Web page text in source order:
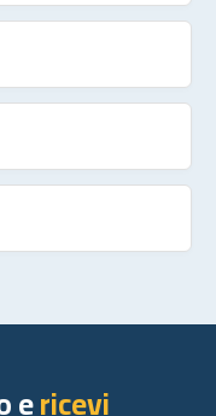
ericevi